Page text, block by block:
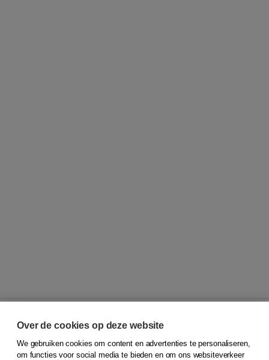
© 2026Koninklijke Boom uitgevers
Over de cookies op deze website
We gebruiken cookies om content en advertenties te personaliseren,
om functies voor social media te bieden en om ons websiteverkeer